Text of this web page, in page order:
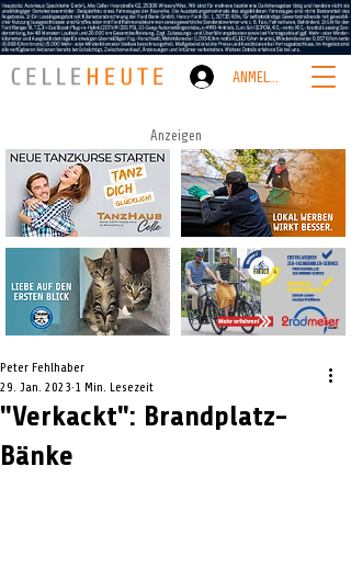
ANMELDEN
Anzeigen
"Verkackt": Brandplatz-
Bänke
Peter Fehlhaber
29. Jan. 2023 1 Min. Lesezeit